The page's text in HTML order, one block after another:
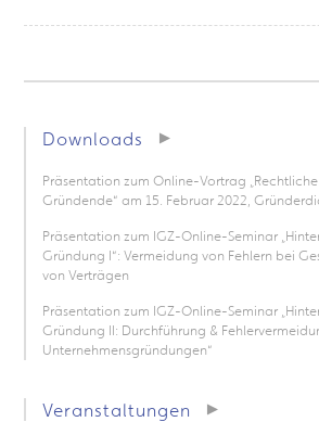
Downloads
Präsentation zum Online-Vortrag
Gründende“ am 15. Februar 2022,
Präsentation zum IGZ-Online-Seminar
Gründung I“: Vermeidung von Fehlern bei
von Verträgen
Präsentation zum IGZ-Online-Seminar
Gründung II: Durchführung &
Unternehmensgründungen“
Veranstaltungen